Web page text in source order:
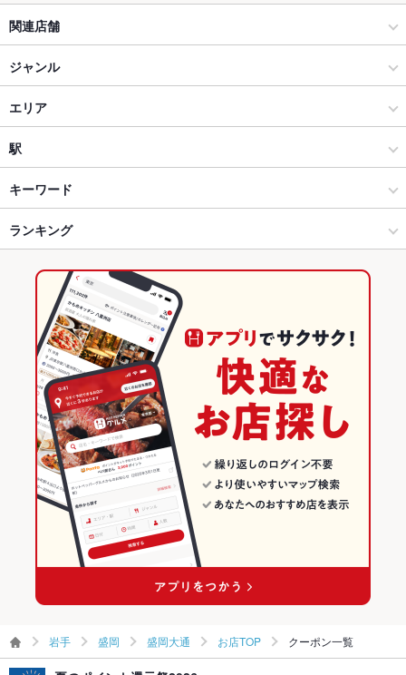
関連店舗
JOYSOUND
ジャンル
カラオケ・パーティ
カラオケ
盛岡 × カラオケ・パーティ
盛岡 × カラオケ
盛岡駅 × カラオケ・パーティ
盛岡駅 × カラオケ
エリア
盛岡大通
盛岡大通 × カラオケ・パーティ
盛岡大通 × カラオケ
岩手 × カラオケ・パーティ
岩手 × カラオケ
駅
上盛岡駅
仙北町駅
盛岡駅
キーワード
からあげ
みそラーメン 味噌ラーメン 醤油ラーメン
ランキング
岩手のグルメランキング
岩手のカラオケ・パーティランキング
盛岡のグルメランキング
盛岡のカラオケ・パーティランキング
盛岡大通のグルメランキング
盛岡大通のカラオケ・パーティランキング
岩手 盛岡 盛岡大通 お店TOP クーポン一覧